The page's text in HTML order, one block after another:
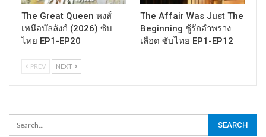
The Great Queen หงส์
เหนือบัลลังก์ (2026) ซับ
ไทย EP1-EP20
The Affair Was Just The
Beginning ชู้รักอำพราง
เลือด ซับไทย EP1-EP12
PREV NEXT